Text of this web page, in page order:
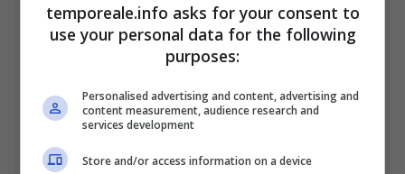
temporeale.info asks for your consent to
use your personal data for the following
purposes:
Personalised advertising and content, advertising and
content measurement, audience research and
services development
Store and/or access information on a device